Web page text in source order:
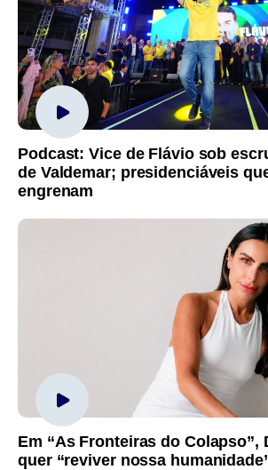
Podcast: Vice de Flávio sob
de Valdemar; presidenciáveis
engrenam
Em “As Fronteiras do Colapso”,
quer “reviver nossa